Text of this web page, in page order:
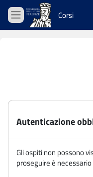
Vai al contenuto principale
Pannello laterale
Corsi
Autenticazione
Gli ospiti non possono
proseguire è